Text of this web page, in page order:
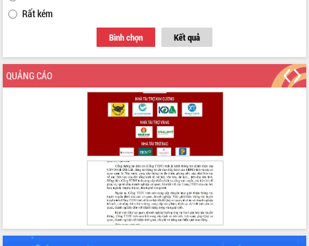
Đẩy nhanh công tác khắc phục, ổn
định đời sống Nhân dân sau bão số 13
Bí thư Tỉnh ủy Lương Nguyễn Minh
Triết dự Ngày hội đại đoàn kết tại
Buôn Đăk Tuôr, xã Cư Pui
Khởi công xây dựng Trường Phổ thông
nội trú liên cấp tiểu học và THCS xã Ia
chịu ảnh hưởng nặng từ bão số 13
Chủ tịch UBND tỉnh kiểm tra công tác
phòng, chống bão số 13 tại các địa
Tập trung đẩy nhanh giải ngân nguồn
vốn các chương trình mục tiêu quốc
Rất kém
Bình chọn Kết quả
QUẢNG CÁO